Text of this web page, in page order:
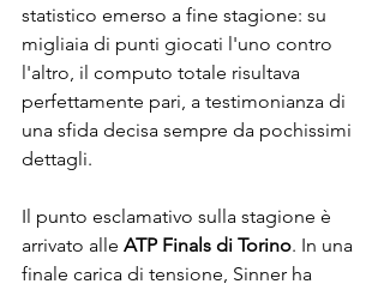
statistico emerso a fine stagione: su
migliaia di punti giocati l'uno contro
l'altro, il computo totale risultava
perfettamente pari, a testimonianza di
una sfida decisa sempre da pochissimi
dettagli.
Il punto esclamativo sulla stagione è
arrivato alle ATP Finals di Torino. In una
finale carica di tensione, Sinner ha